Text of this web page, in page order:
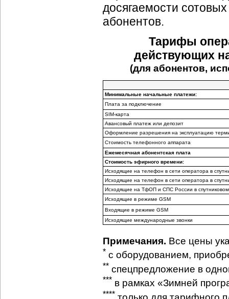
досягаемости
абонентов.
Тарифы
действующих
(для абонентов,
Минимальные начальные платежи:
Плата за подключение
SIM-карта
Авансовый платеж или депозит
Оформление разрешения на эксплуатацию
Стоимость телефонного аппарата
Ежемесячная абонентская плата
Стоимость эфирного времени:
Исходящие на телефон в сети оператора в
Исходящие на телефон в сети оператора в
Исходящие на ТфОП и СПС России в
Исходящие в режиме GSM
Входящие в режиме GSM
Исходящие международные звонки
Примечания. Все цены
* с оборудованием,
** спецпредложение в
*** в рамках «Зимней
****